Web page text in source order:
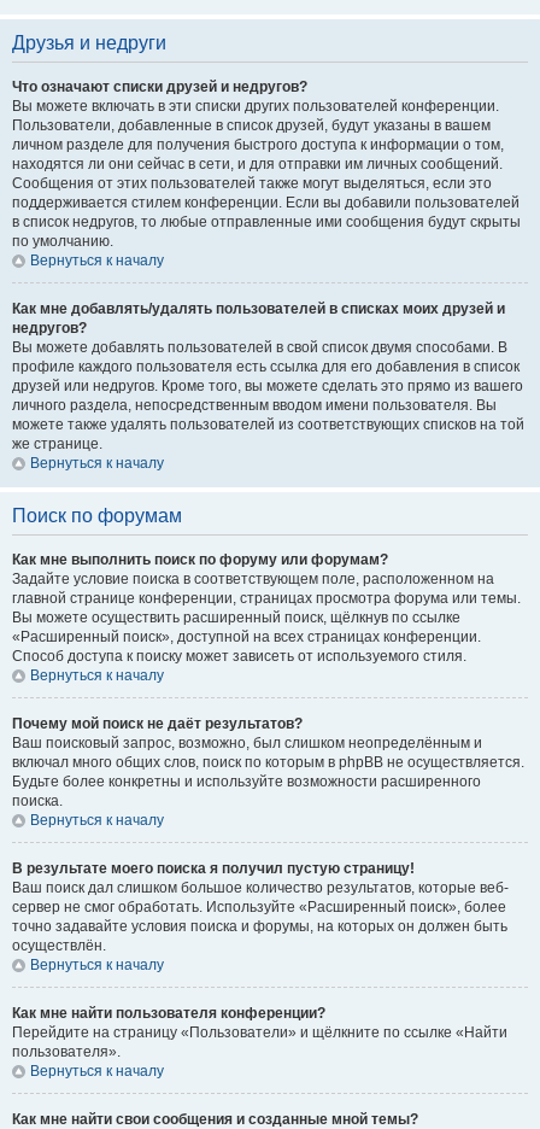
Друзья и недруги
Что означают списки друзей и недругов?
Вы можете включать в эти списки других пользователей конференции.
Пользователи, добавленные в список друзей, будут указаны в вашем
личном разделе для получения быстрого доступа к информации о том,
находятся ли они сейчас в сети, и для отправки им личных сообщений.
Сообщения от этих пользователей также могут выделяться, если это
поддерживается стилем конференции. Если вы добавили пользователей
в список недругов, то любые отправленные ими сообщения будут скрыты
по умолчанию.
Вернуться к началу
Как мне добавлять/удалять пользователей в списках моих друзей и
недругов?
Вы можете добавлять пользователей в свой список двумя способами. В
профиле каждого пользователя есть ссылка для его добавления в список
друзей или недругов. Кроме того, вы можете сделать это прямо из вашего
личного раздела, непосредственным вводом имени пользователя. Вы
можете также удалять пользователей из соответствующих списков на той
же странице.
Вернуться к началу
Поиск по форумам
Как мне выполнить поиск по форуму или форумам?
Задайте условие поиска в соответствующем поле, расположенном на
главной странице конференции, страницах просмотра форума или темы.
Вы можете осуществить расширенный поиск, щёлкнув по ссылке
«Расширенный поиск», доступной на всех страницах конференции.
Способ доступа к поиску может зависеть от используемого стиля.
Вернуться к началу
Почему мой поиск не даёт результатов?
Ваш поисковый запрос, возможно, был слишком неопределённым и
включал много общих слов, поиск по которым в phpBB не осуществляется.
Будьте более конкретны и используйте возможности расширенного
поиска.
Вернуться к началу
В результате моего поиска я получил пустую страницу!
Ваш поиск дал слишком большое количество результатов, которые веб-
сервер не смог обработать. Используйте «Расширенный поиск», более
точно задавайте условия поиска и форумы, на которых он должен быть
осуществлён.
Вернуться к началу
Как мне найти пользователя конференции?
Перейдите на страницу «Пользователи» и щёлкните по ссылке «Найти
пользователя».
Вернуться к началу
Как мне найти свои сообщения и созданные мной темы?